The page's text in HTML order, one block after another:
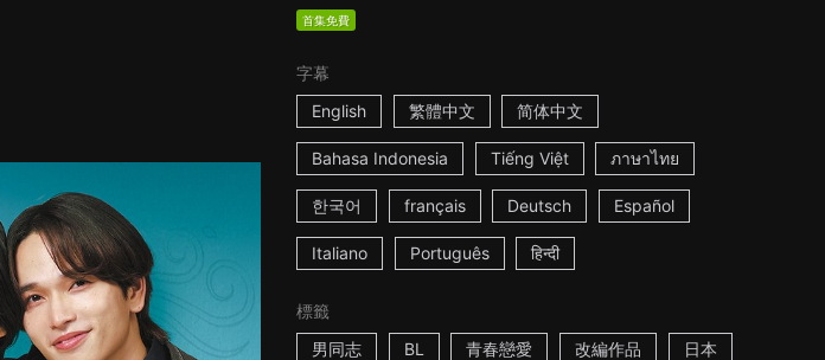
首集免費
字幕
English
繁體中文 简体中文
Bahasa Indonesia Tiếng Việt ภาษาไทย
한국어 français Deutsch Español
Italiano Português हिन्दी
標籤
男同志
BL 青春戀愛 改編作品 日本